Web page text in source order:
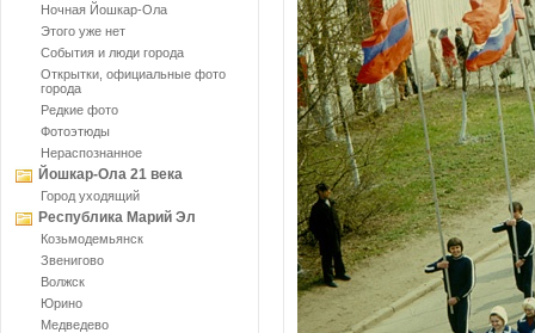
Ночная Йошкар-Ола
Этого уже нет
События и люди города
Открытки, официальные фото
города
Редкие фото
Фотоэтюды
Нераспознанное
Йошкар-Ола 21 века
Город уходящий
Республика Марий Эл
Козьмодемьянск
Звенигово
Волжск
Юрино
Медведево